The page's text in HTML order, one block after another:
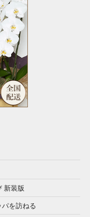
新装版
を訪ねる